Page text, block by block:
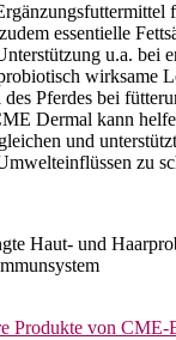
essentielle
u.a. bei
wirksame
Pferdes bei
Dermal kann
und
zu
Haut- und
Produkte von CME-